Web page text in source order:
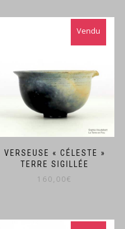
VERSEUSE « CÉLESTE »
TERRE SIGILLÉE
160,00€